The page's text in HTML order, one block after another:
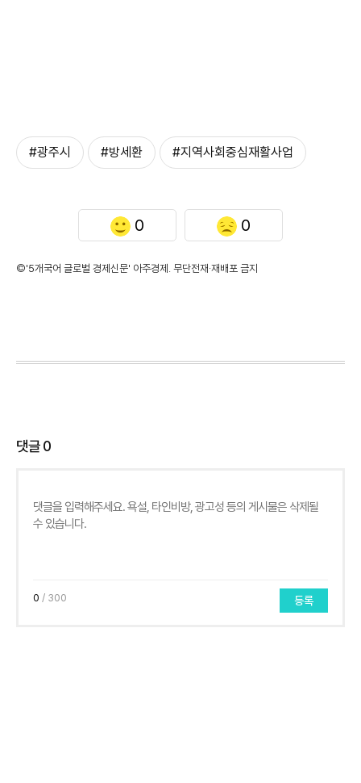
#광주시 #방세환 #지역사회중심재활사업
0 0
©'5개국어 글로벌 경제신문' 아주경제. 무단전재·재배포 금지
댓글0
0 / 300 등록